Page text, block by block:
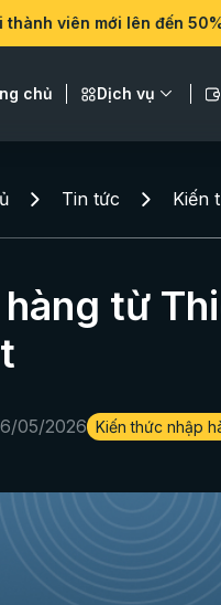
mới lên đến 50%
chủ Dịch vụ
Tin tức Kiến
từ
05/2026 Kiến thức nhập